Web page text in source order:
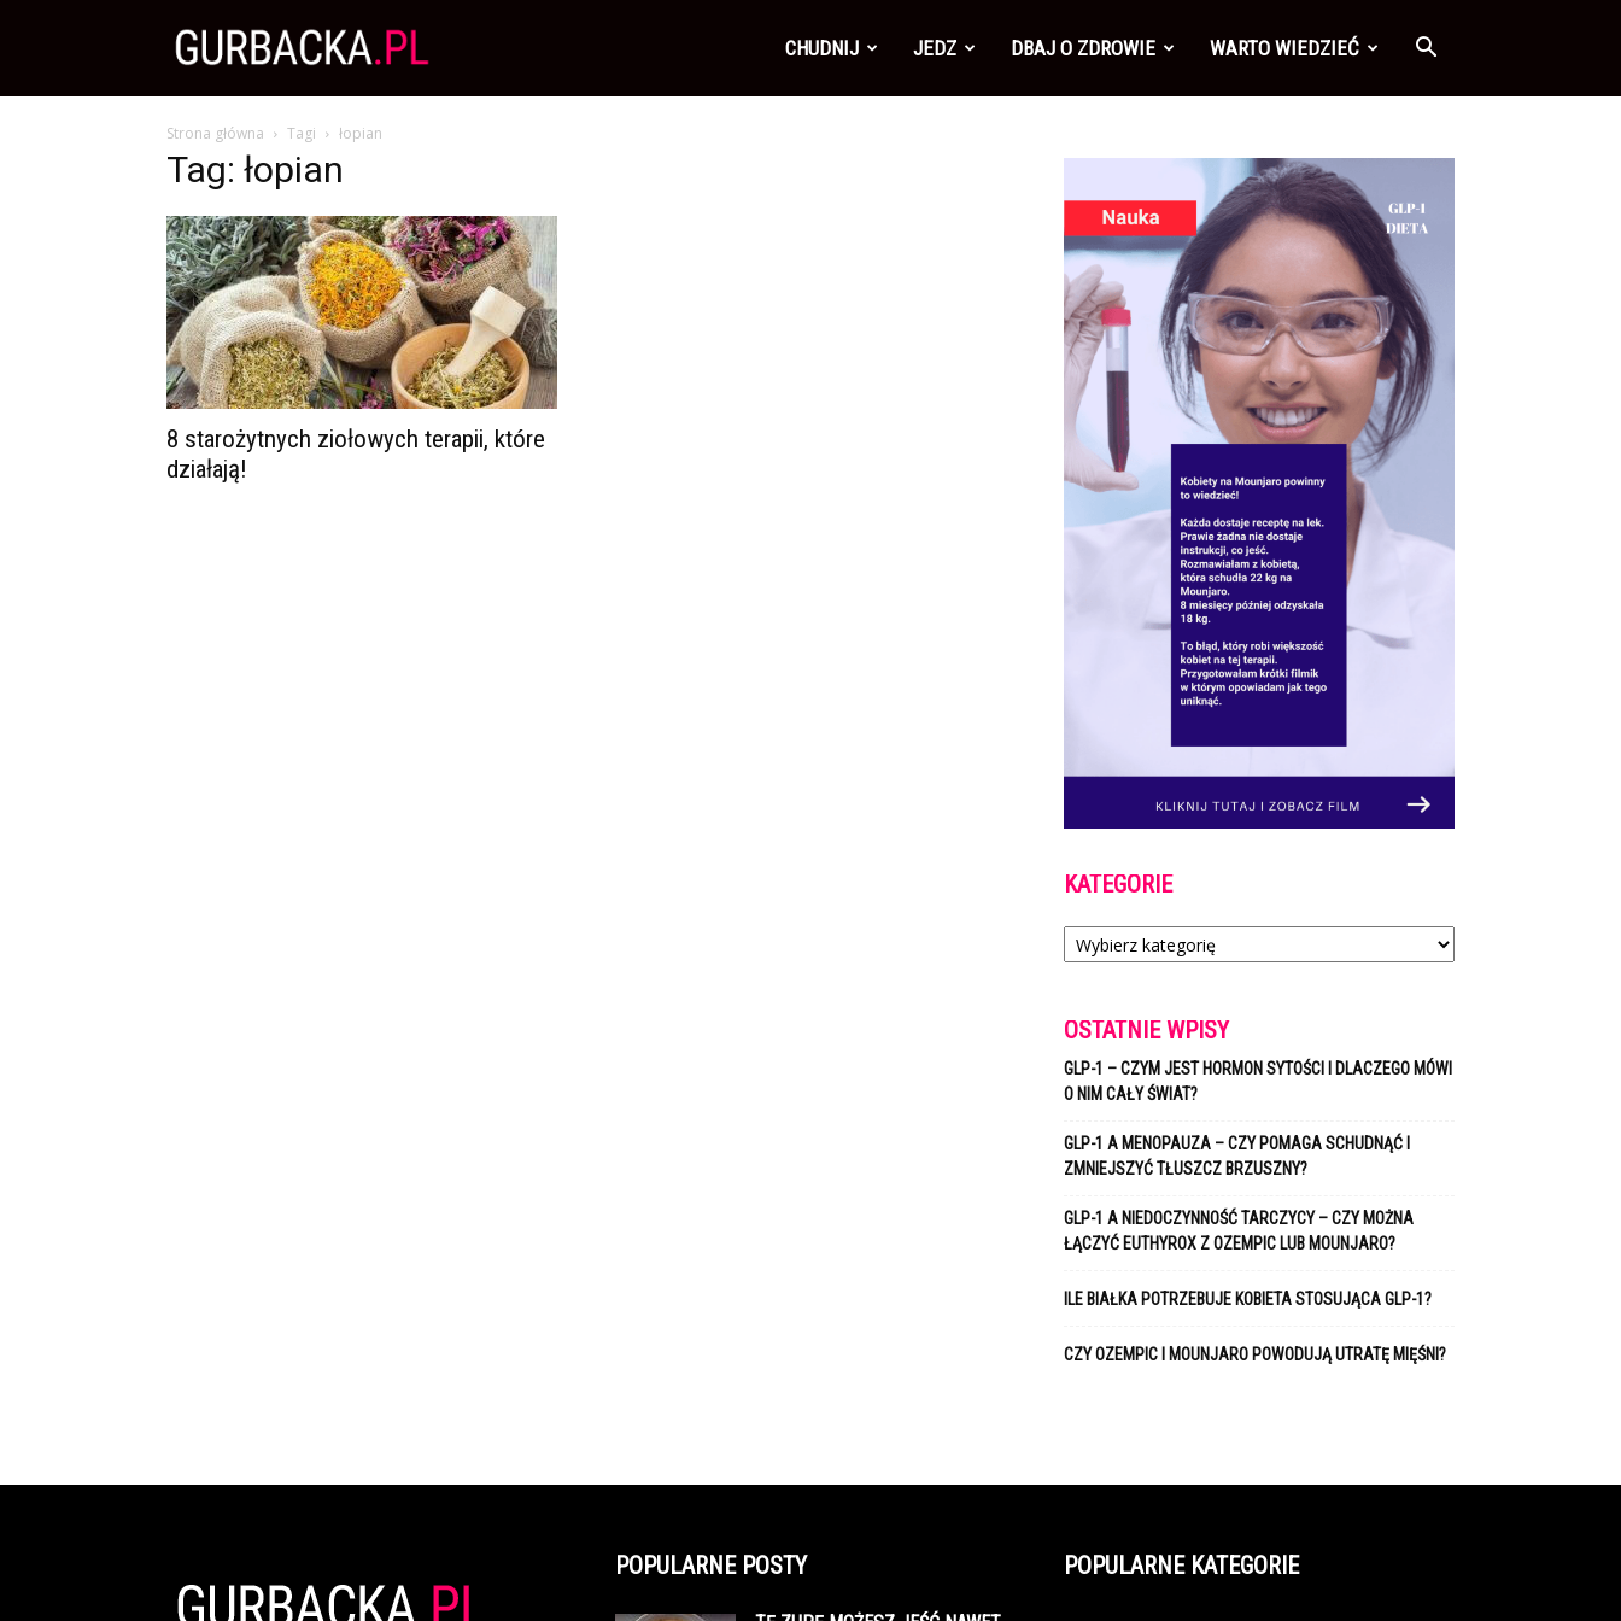
Odchudzanie
i
przepisy
CHUDNIJ JEDZ DBAJ O ZDROWIE WARTO WIEDZIEĆ
Strona główna Tagi łopian
Tag: łopian
8 starożytnych ziołowych terapii, które
działają!
KATEGORIE
Kategorie
OSTATNIE WPISY
GLP-1 – CZYM JEST HORMON SYTOŚCI I DLACZEGO MÓWI
O NIM CAŁY ŚWIAT?
GLP-1 A MENOPAUZA – CZY POMAGA SCHUDNĄĆ I
ZMNIEJSZYĆ TŁUSZCZ BRZUSZNY?
GLP-1 A NIEDOCZYNNOŚĆ TARCZYCY – CZY MOŻNA
ŁĄCZYĆ EUTHYROX Z OZEMPIC LUB MOUNJARO?
ILE BIAŁKA POTRZEBUJE KOBIETA STOSUJĄCA GLP-1?
CZY OZEMPIC I MOUNJARO POWODUJĄ UTRATĘ MIĘŚNI?
POPULARNE POSTY POPULARNE KATEGORIE